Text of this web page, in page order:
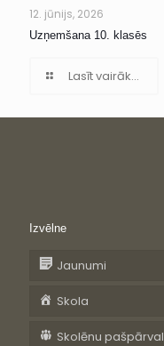
12. jūnijs, 2026
Uzņemšana 10. klasēs
Lasīt vairāk...
Izvēlne
Jaunumi
Skola
Skolēnu